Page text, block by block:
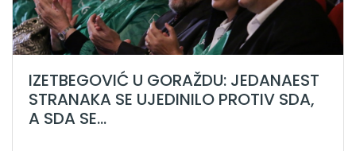
IZETBEGOVIĆ U GORAŽDU: JEDANAEST
STRANAKA SE UJEDINILO PROTIV SDA,
A SDA SE...